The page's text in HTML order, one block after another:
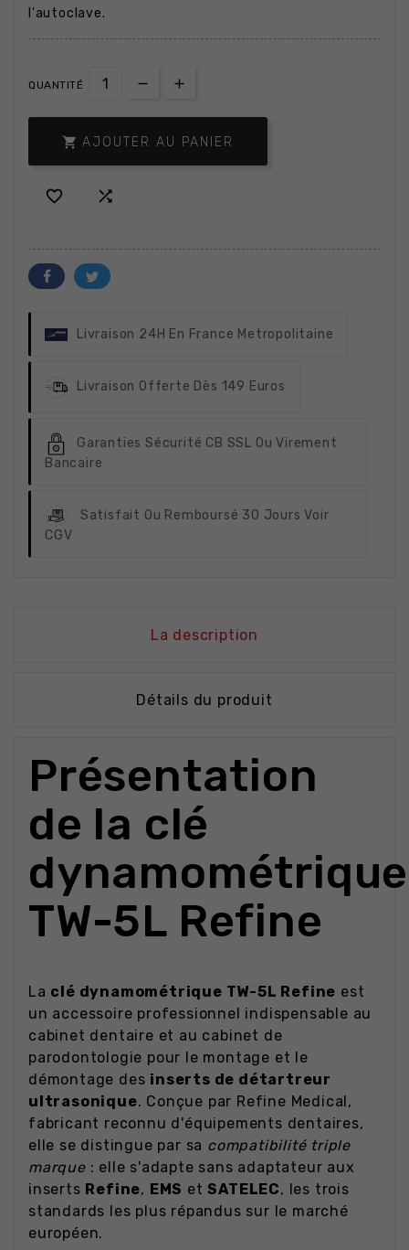
l'autoclave.
QUANTITÉ
 AJOUTER AU PANIER
 
Livraison 24H En France Metropolitaine
Livraison Offerte Dès 149 Euros
Garanties Sécurité CB SSL Ou Virement
Bancaire
Satisfait Ou Remboursé 30 Jours Voir
CGV
La description
Détails du produit
Présentation
de la clé
dynamométrique
TW-5L Refine
La clé dynamométrique TW-5L Refine est
un accessoire professionnel indispensable au
cabinet dentaire et au cabinet de
parodontologie pour le montage et le
démontage des inserts de détartreur
ultrasonique. Conçue par Refine Medical,
fabricant reconnu d'équipements dentaires,
elle se distingue par sa compatibilité triple
marque: elle s'adapte sans adaptateur aux
inserts Refine, EMS etSATELEC, les trois
standards les plus répandus sur le marché
européen.